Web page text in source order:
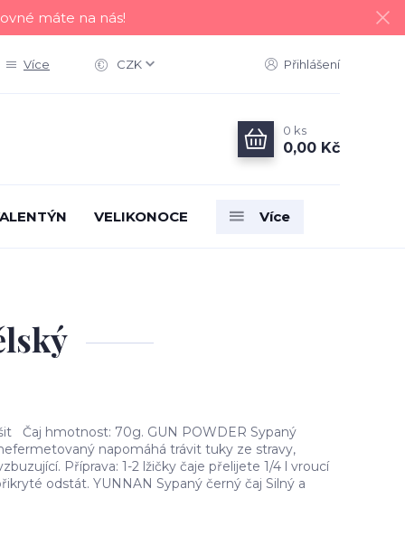
máte na nás!
Více CZK Přihlášení
0 ks
0,00 Kč
VELIKONOCE Více
Čaj hmotnost: 70g. GUN POWDER Sypaný
napomáhá trávit tuky ze stravy,
Příprava: 1-2 lžičky čaje přelijete 1/4 l vroucí
odstát. YUNNAN Sypaný černý čaj Silný a